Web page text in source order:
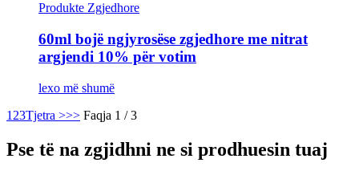
Produkte Zgjedhore
60ml bojë ngjyrosëse zgjedhore me nitrat
argjendi 10% për votim
lexo më shumë
1 23Tjetra >>> Faqja 1 / 3
Pse të na zgjidhni ne si prodhuesin tuaj